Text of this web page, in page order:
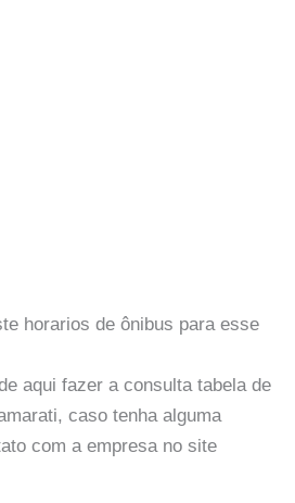
horarios de ônibus para esse
aqui fazer a consulta tabela de
caso tenha alguma
com a empresa no site